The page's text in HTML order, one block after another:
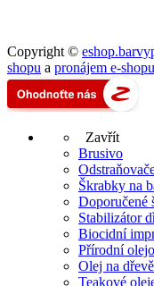
Copyright ©
shopu a pronájem e-shopu
Zavřít
Brusivo
Škrabky na
Doporučené
Stabilizátor
Biocidní
Přírodní
Olej na
Teakové